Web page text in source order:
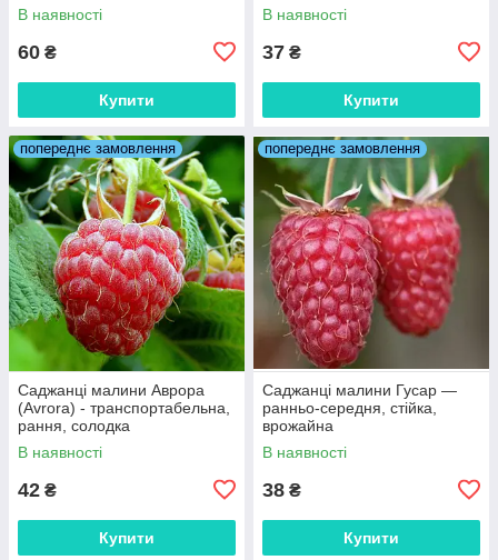
В наявності
60 ₴
Купити
В наявності
37 ₴
Купити
попереднє замовлення
Саджанці малини Аврора
(Avrora) - транспортабельна,
рання, солодка
В наявності
42 ₴
Купити
попереднє замовлення
Саджанці малини Гусар —
ранньо-середня, стійка,
врожайна
В наявності
38 ₴
Купити